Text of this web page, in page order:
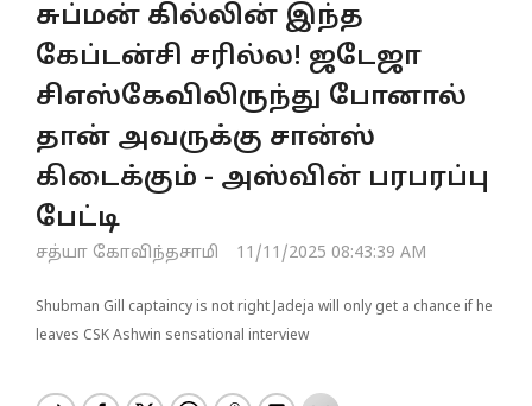
e
N
a
v
g
a
t
o
n
சுப்மன் கில்லின் இந்த
கேப்டன்சி சரில்ல! ஜடேஜா
சிஎஸ்கேவிலிருந்து போனால்
தான் அவருக்கு சான்ஸ்
கிடைக்கும் - அஸ்வின் பரபரப்பு
பேட்டி
சத்யா கோவிந்தசாமி 11/11/2025 08:43:39 AM
Shubman Gill captaincy is not right Jadeja will only get a chance if he
leaves CSK Ashwin sensational interview